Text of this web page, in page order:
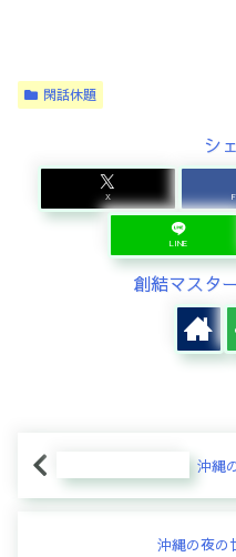
閑話休題
シ
X
LINE
創結マスタ
沖縄
沖縄の夜の